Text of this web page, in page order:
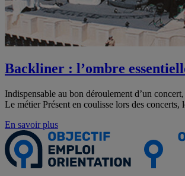
Backliner : l’ombre
Indispensable au bon déroulement d’un
Le métier Présent en coulisse lors des
En savoir plus